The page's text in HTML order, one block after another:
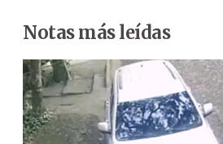
Notas más leídas